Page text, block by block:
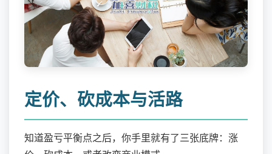
定价、砍成本与活路
知道盈亏平衡点之后，你手里就有了三张底牌：涨